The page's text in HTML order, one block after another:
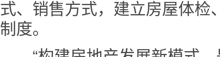
式、销售方式，建立房屋体检
制度。